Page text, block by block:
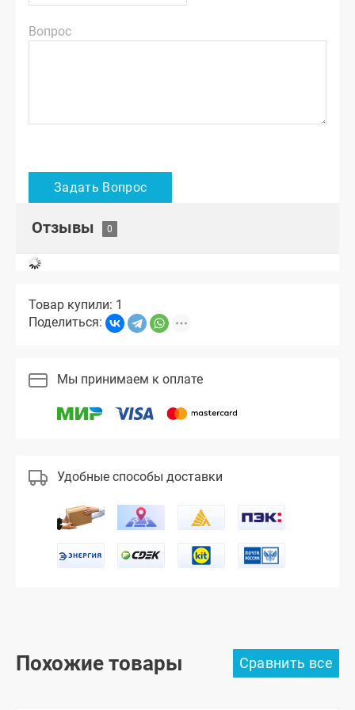
Вопрос
Отзывы
Товар купили: 1
Поделиться:
Мы принимаем к оплате
Удобные способы доставки
Похожие товары